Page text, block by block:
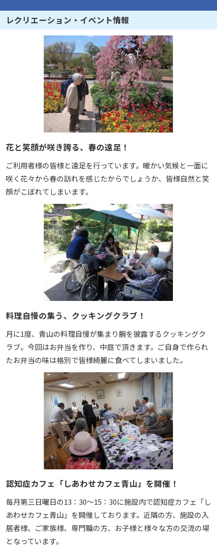
レクリエーション・イベント情報
花と笑顔が咲き誇る、春の遠足！
ご利用者様の皆様と遠足を行っています。暖かい気候と一面に
咲く花々から春の訪れを感じたからでしょうか、皆様自然と笑
顔がこぼれてしまいます。
料理自慢の集う、クッキングクラブ！
月に1度、青山の料理自慢が集まり腕を披露するクッキングク
ラブ。今回はお弁当を作り、中庭で頂きます。ご自身で作られ
たお弁当の味は格別で皆様綺麗に食べてしまいました。
認知症カフェ「しあわせカフェ青山」を開催！
毎月第三日曜日の13：30～15：30に施設内で認知症カフェ「し
あわせカフェ青山」を開催しております。近隣の方、施設の入
居者様、ご家族様、専門職の方、お子様と様々な方の交流の場
となっています。